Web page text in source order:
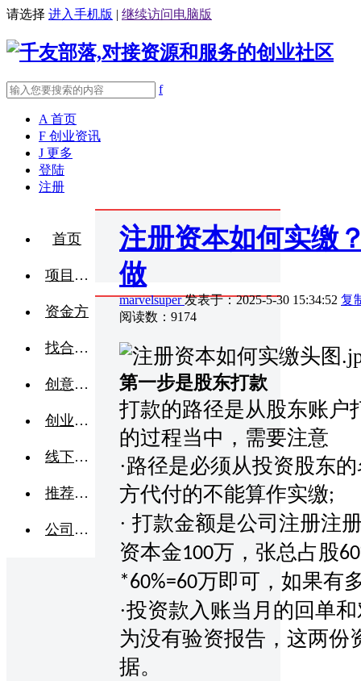
请选择 进入手机版 | 继续访问电脑版
f
A 首页
F 创业资讯
J 更多
登陆
注册
首页
项目融资
资金方
找合伙人
创意点子
创业交流
线下活动
推荐企业
公司转让
注册资本如何实缴
做
marvelsuper发表于：2025-5-30 15:34:52 复
阅读数：9174
第一步是股东打款
打款的路径是从股东账户
的过程当中，需要注意
·路径是必须从投资股东
方代付的不能算作实缴;
· 打款金额是公司注册注
资本金100万，张总占股
*60%=60万即可，如果有
·投资款入账当月的回单
为没有验资报告，这两份
据。